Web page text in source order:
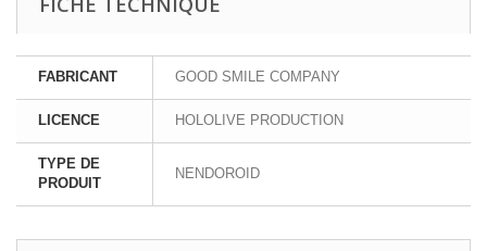
FABRICANT GOOD SMILE COMPANY
LICENCE HOLOLIVE PRODUCTION
TYPE DE
PRODUIT
NENDOROID